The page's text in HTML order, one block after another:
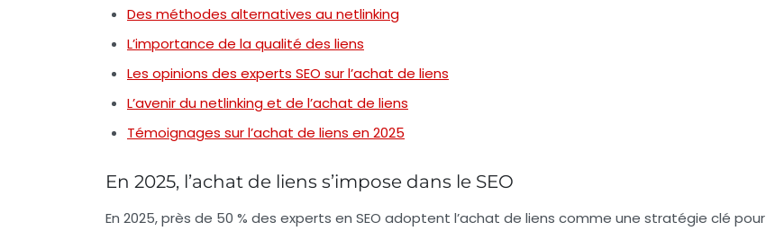
Des méthodes alternatives au netlinking
L’importance de la qualité des liens
Les opinions des experts SEO sur l’achat de liens
L’avenir du netlinking et de l’achat de liens
Témoignages sur l’achat de liens en 2025
En 2025, l’achat de liens s’impose dans le SEO
En 2025, près de 50 % des experts en SEO adoptent l’achat de liens comme une stratégie clé pour